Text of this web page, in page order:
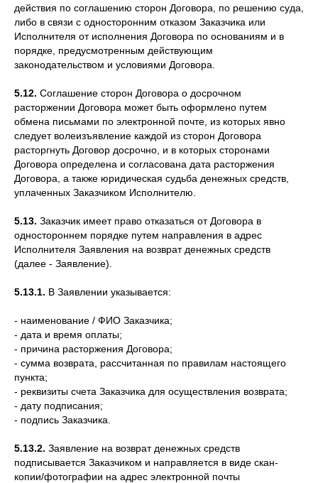
действия по соглашению сторон Договора, по решению суда,
либо в связи с односторонним отказом Заказчика или
Исполнителя от исполнения Договора по основаниям и в
порядке, предусмотренным действующим
законодательством и условиями Договора.
5.12. Соглашение сторон Договора о досрочном
расторжении Договора может быть оформлено путем
обмена письмами по электронной почте, из которых явно
следует волеизъявление каждой из сторон Договора
расторгнуть Договор досрочно, и в которых сторонами
Договора определена и согласована дата расторжения
Договора, а также юридическая судьба денежных средств,
уплаченных Заказчиком Исполнителю.
5.13. Заказчик имеет право отказаться от Договора в
одностороннем порядке путем направления в адрес
Исполнителя Заявления на возврат денежных средств
(далее - Заявление).
5.13.1. В Заявлении указывается:
- наименование / ФИО Заказчика;
- дата и время оплаты;
- причина расторжения Договора;
- сумма возврата, рассчитанная по правилам настоящего
пункта;
- реквизиты счета Заказчика для осуществления возврата;
- дату подписания;
- подпись Заказчика.
5.13.2. Заявление на возврат денежных средств
подписывается Заказчиком и направляется в виде скан-
копии/фотографии на адрес электронной почты